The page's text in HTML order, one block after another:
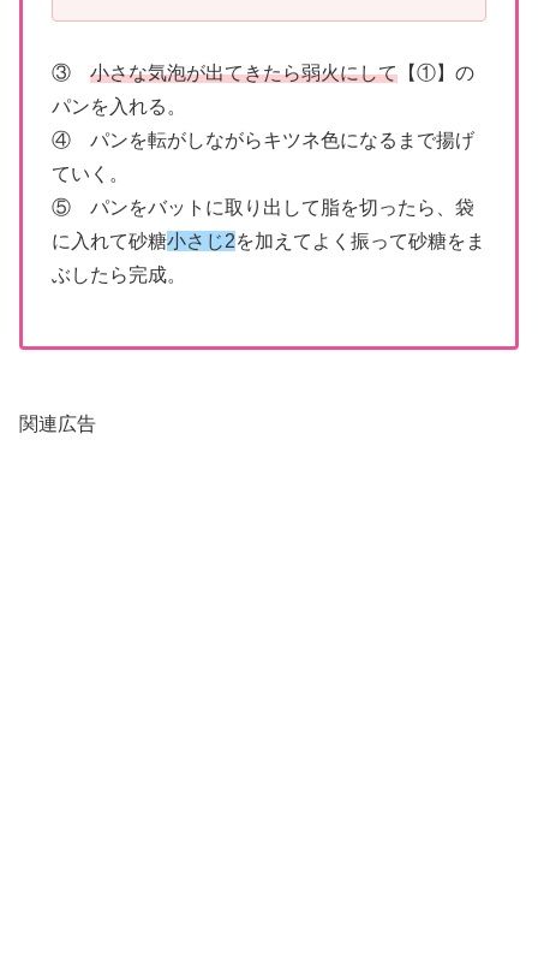
③ 小さな気泡が出てきたら弱火にして 【①】の
パンを入れる。
④ パンを転がしながらキツネ色になるまで揚げ
ていく。
⑤ パンをバットに取り出して脂を切ったら、袋
に入れて砂糖小さじ2を加えてよく振って砂糖をま
ぶしたら完成。
関連広告